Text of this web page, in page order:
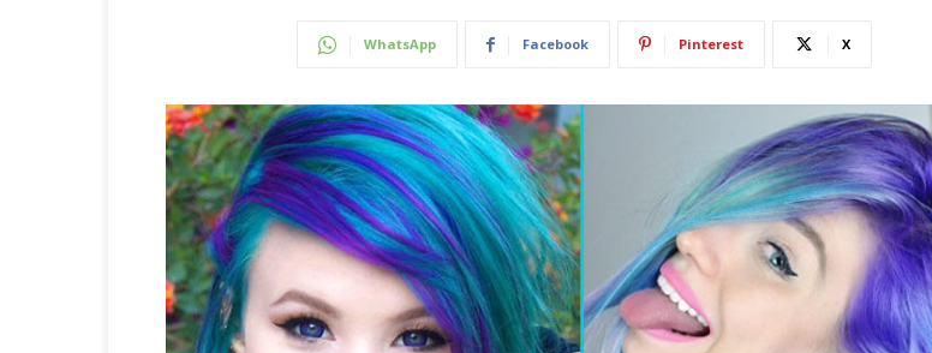
WhatsApp Facebook Pinterest X